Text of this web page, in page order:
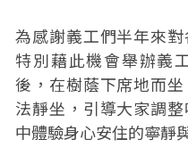
為感謝義工們半年來
特別藉此機會舉辦義
後，在樹蔭下席地而
法靜坐，引導大家調
中體驗身心安住的寧靜